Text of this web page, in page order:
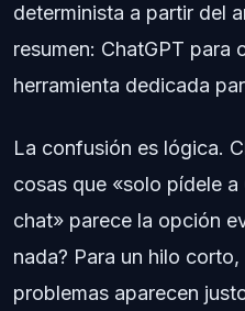
determinista a partir del
resumen: ChatGPT para
herramienta dedicada
La confusión es lógica.
cosas que «solo pídele a
chat» parece la opción
nada? Para un hilo
problemas aparecen